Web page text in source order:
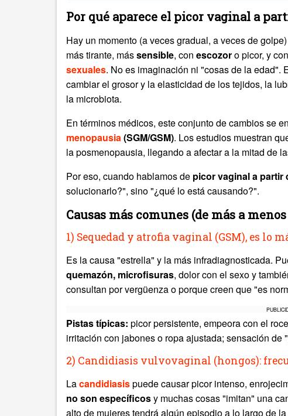
Por qué aparece el picor vaginal a
Hay un momento (a veces gradual, a veces de
más tirante, mássensible, con escozoro picor, y
sexuales. No es imaginación ni "cosas de la edad".
cambiar el grosor y la elasticidad de los tejidos, la
la microbiota.
En términos médicos, este conjunto de cambios se
menopausia(SGM/GSM). Los estudios muestran
la posmenopausia, llegando a afectar a la mitad de
Por eso, cuando hablamos de picor vaginal a partir
solucionarlo?", sino "¿qué lo está causando?".
Causas más comunes (de más a
1) Sequedad y atrofia vaginal (GSM), es lo
Es la causa "estrella" y la más infradiagnosticada.
quemazón, microfisuras, dolor con el sexo y
consultan por vergüenza o porque creen que "es
Pistas típicas: picor persistente, empeora con el
irritación con jabones o ropa ajustada; sensación de
2) Candidiasis vulvovaginal (hongos):
Lacandidiasispuede causar picor intenso,
no son específicosy muchas cosas "imitan" una
alto de mujeres tendrá algún episodio a lo largo de